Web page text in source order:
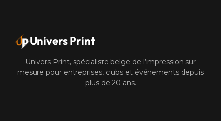
Univers Print
Univers Print, spécialiste belge de l’impression sur
mesure pour entreprises, clubs et événements depuis
plus de 20 ans.